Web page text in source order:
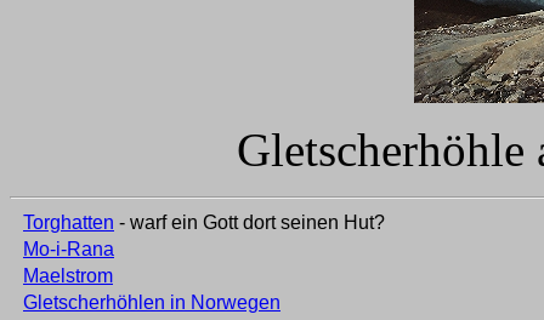
Gletscherhöhle
Torghatten - warf ein Gott dort seinen Hut?
Mo-i-Rana
Maelstrom
Gletscherhöhlen in Norwegen